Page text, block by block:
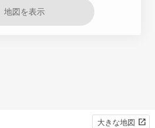
地図を表示
大きな地図